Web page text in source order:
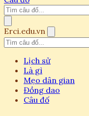
Erci.edu.vn
Lịch sử
Là gì
Mẹo dân gian
Đồng dao
Câu đố